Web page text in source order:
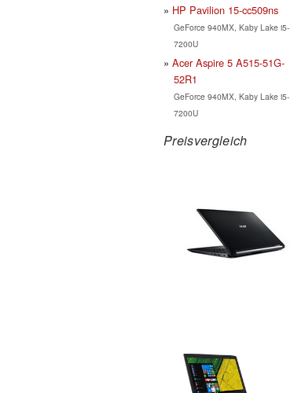
HP Pavilion 15-cc509ns
GeForce 940MX, Kaby Lake i5-
7200U
Acer Aspire 5 A515-51G-
52R1
GeForce 940MX, Kaby Lake i5-
7200U
Preisvergleich